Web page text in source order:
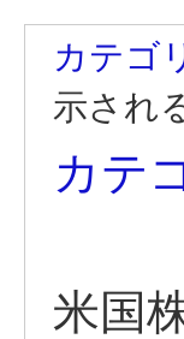
カテゴ
示され
カテ
米国